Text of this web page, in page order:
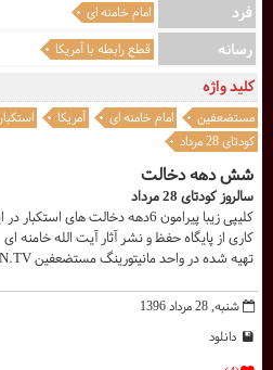
شنبه, 28 مرداد 1396
دانلود
شش دهه دخالت
سالروز کودتای 28 مرداد
کلیپی زیبا پیرامون 6دهه دخالت های استکبار در ایران
کاری از پایگاه حفظ و نشر آثار آیت الله خامنه ای
تهيه شده در واحد مانيتورينگ مستضعفين MOSTAZAFIN.TV
کلید واژه
مستضعفین امام خامنه ای آمریکا استکبار
کودتای 28 مرداد
فرد
امام خامنه ای
رسانه قطع رابطه با آمریکا